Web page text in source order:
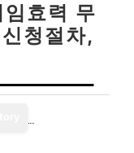
효력 무
청절차,